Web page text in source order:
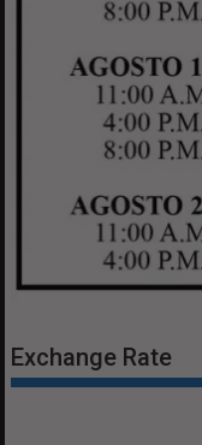
Exchange Rate